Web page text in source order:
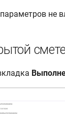
не